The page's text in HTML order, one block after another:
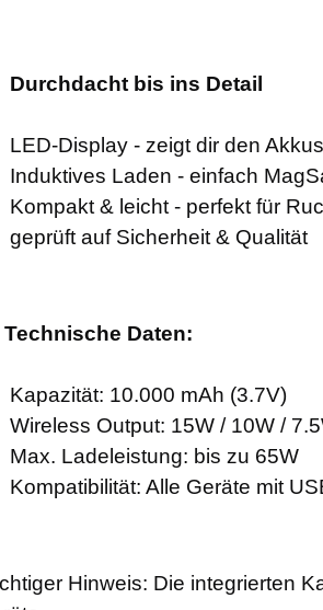
Durchdacht bis ins Detail
LED-Display - zeigt dir den
Induktives Laden - einfach
Kompakt & leicht - perfekt für
geprüft auf Sicherheit & Qualität
Technische Daten:
Kapazität: 10.000 mAh (3.7V)
Wireless Output: 15W / 10W /
Max. Ladeleistung: bis zu 65W
Kompatibilität: Alle Geräte mit
Hinweis: Die integrierten